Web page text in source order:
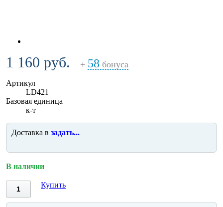
1 160 руб. + 58 бонуса
Артикул
LD421
Базовая единица
к-т
Доставка в задать...
В наличии
Купить